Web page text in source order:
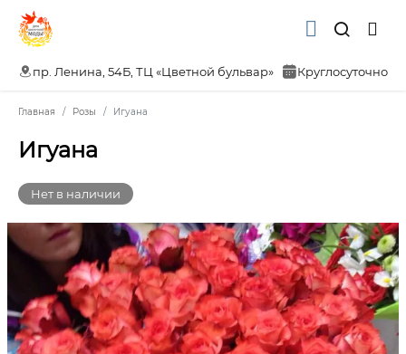
пр. Ленина, 54Б, ТЦ «Цветной бульвар» Круглосуточно
Главная Розы Игуана
Игуана
Нет в наличии